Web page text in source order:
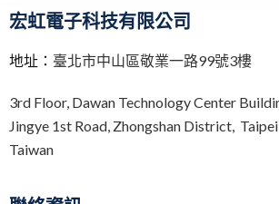
宏虹電子科技有限公司
地址： 臺北市中山區敬業一路99號3樓
3rd Floor, Dawan Technology Center
Jingye 1st Road, Zhongshan District,
Taiwan